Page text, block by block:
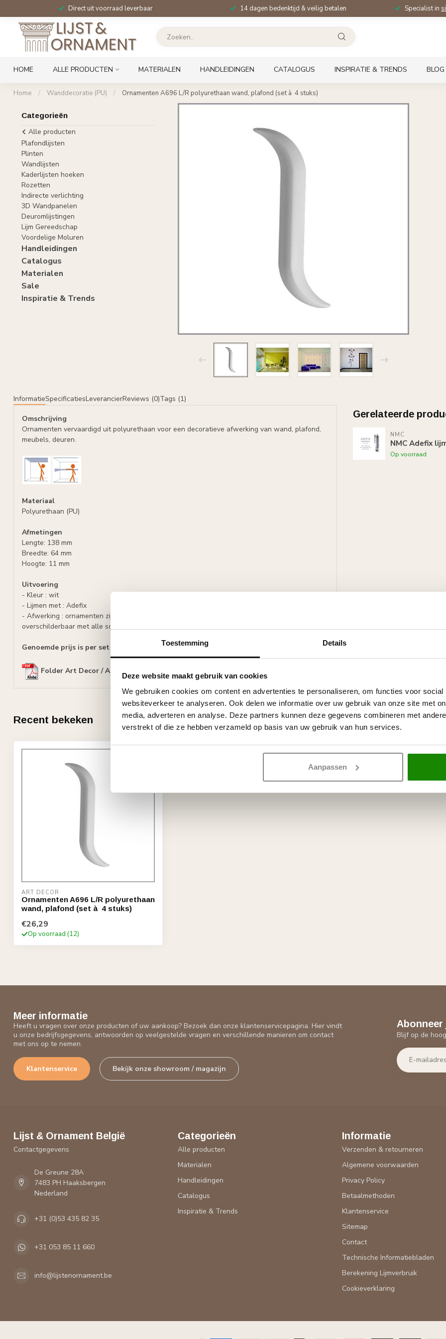
Toestemming Details
Deze website maakt gebruik van cookies
We gebruiken cookies om content en advertenties te personaliseren, om functies voor
websiteverkeer te analyseren. Ook delen we informatie over uw gebruik van onze site met
media, adverteren en analyse. Deze partners kunnen deze gegevens combineren met
verstrekt of die ze hebben verzameld op basis van uw gebruik van hun services.
Aanpassen
Direct uit voorraad leverbaar 14 dagen bedenktijd & veilig betalen Specialist in
HOME ALLE PRODUCTEN MATERIALEN HANDLEIDINGEN CATALOGUS INSPIRATIE & TRENDS BLOG
Home / Wanddecoratie (PU) / Ornamenten A696 L/R polyurethaan wand, plafond (set à 4 stuks)
Categorieën
Alle producten
Plafondlijsten
Plinten
Wandlijsten
Kaderlijsten hoeken
Rozetten
Indirecte verlichting
3D Wandpanelen
Deuromlijstingen
Lijm Gereedschap
Voordelige Moluren
Handleidingen
Catalogus
Materialen
Sale
Inspiratie & Trends
InformatieSpecificatiesLeverancierReviews (0)Tags (1)
Omschrijving
Ornamenten vervaardigd uit polyurethaan voor een decoratieve afwerking van wand, plafond,
meubels, deuren.
Materiaal
Polyurethaan (PU)
Afmetingen
Lengte: 138 mm
Breedte: 64 mm
Hoogte: 11 mm
Uitvoering
- Kleur : wit
- Lijmen met : Adefix
- Afwerking : ornamenten zijn voorbehandeld met een watergedragen witte primer,
overschilderbaar met alle soorten verf met uitzondering van silicaathoudende verven.
Genoemde prijs is per set (= 4 stuks)
Folder Art Decor / Arxat ornamenten
Gerelateerde
NMC
NMC Adefix
Op voorraad
Recent bekeken
ART DÉCOR
Ornamenten A696 L/R polyurethaan
wand, plafond (set à 4 stuks)
€26,29
Op voorraad (12)
Meer informatie
Heeft u vragen over onze producten of uw aankoop? Bezoek dan onze klantenservicepagina. Hier vindt
u onze bedrijfsgegevens, antwoorden op veelgestelde vragen en verschillende manieren om contact
met ons op te nemen.
Klantenservice Bekijk onze showroom / magazijn
Abonneer
Blijf op de
Lijst & Ornament België
Contactgegevens
De Greune 28A
7483 PH Haaksbergen
Nederland
+31 (0)53 435 82 35
+31 053 85 11 660
info@lijstenornament.be
Categorieën
Alle producten
Materialen
Handleidingen
Catalogus
Inspiratie & Trends
Informatie
Verzenden & retourneren
Algemene voorwaarden
Privacy Policy
Betaalmethoden
Klantenservice
Sitemap
Contact
Technische Informatiebladen
Berekening Lijmverbruik
Cookieverklaring